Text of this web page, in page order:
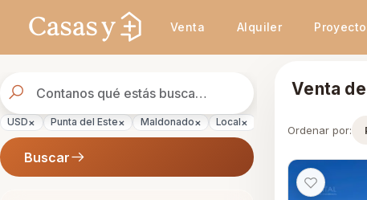
Venta Alquiler
de
propiedades
USD× Punta del Este× Maldonado× Local ×
Buscar
Venta
Ordenar por: